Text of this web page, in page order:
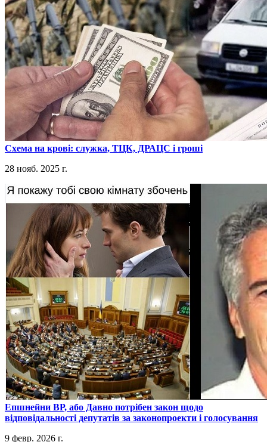
​Схема на крові: служка, ТЦК, ДРАЦС і гроші
28 нояб. 2025 г.
​Епшнейни ВР, або Давно потрібен закон щодо
відповідальності депутатів за законопроекти і голосування
9 февр. 2026 г.